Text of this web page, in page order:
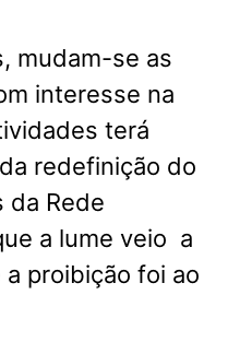
mudam-se as
interesse na
terá
redefinição do
da Rede
a lume veio a
proibição foi ao